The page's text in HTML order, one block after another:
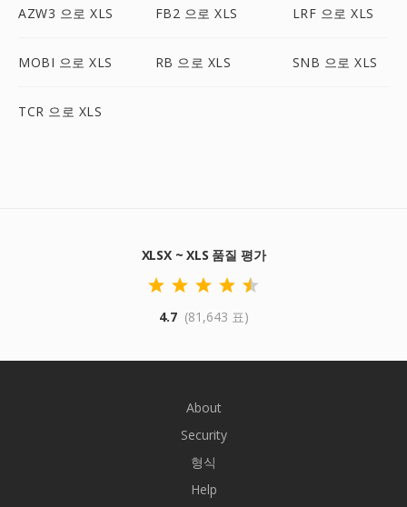
AZW3 으로 XLS FB2 으로 XLS LRF 으로 XLS
MOBI 으로 XLS RB 으로 XLS SNB 으로 XLS
TCR 으로 XLS
XLSX ~ XLS 품질 평가
4.7 (81,643 표)
About
Security
형식
Help